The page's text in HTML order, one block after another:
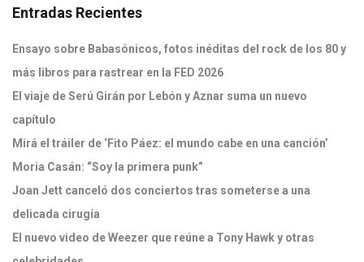
Entradas Recientes
Ensayo sobre Babasónicos, fotos inéditas del rock de los 80 y
más libros para rastrear en la FED 2026
El viaje de Serú Girán por Lebón y Aznar suma un nuevo
capítulo
Mirá el tráiler de ‘Fito Páez: el mundo cabe en una canción’
Moria Casán: “Soy la primera punk”
Joan Jett canceló dos conciertos tras someterse a una
delicada cirugía
El nuevo video de Weezer que reúne a Tony Hawk y otras